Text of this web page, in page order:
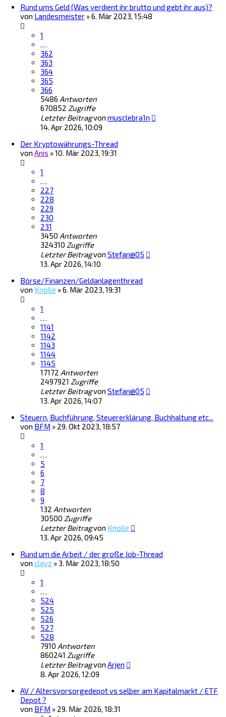
Rund ums Geld (Was verdient ihr brutto und gebt ihr aus)?
von Landesmeister »6. Mär 2023, 15:48
1
…
362
363
364
365
366
5486 Antworten
670852 Zugriffe
Letzter Beitragvon musclebra1n
14. Apr 2026, 10:09
Der Kryptowährungs-Thread
von Anis »10. Mär 2023, 19:31
1
…
227
228
229
230
231
3450 Antworten
324310 Zugriffe
Letzter Beitragvon Stefan@05
13. Apr 2026, 14:10
Börse/Finanzen/Geldanlagenthread
von Knolle »6. Mär 2023, 19:31
1
…
1141
1142
1143
1144
1145
17172 Antworten
2497921 Zugriffe
Letzter Beitragvon Stefan@05
13. Apr 2026, 14:07
Steuern, Buchführung, Steuererklärung, Buchhaltung etc...
von BFM » 29. Okt 2023, 18:57
1
…
5
6
7
8
9
132 Antworten
30500 Zugriffe
Letzter Beitragvon Knolle
13. Apr 2026, 09:45
Rund um die Arbeit / der große Job-Thread
von clayz » 3. Mär 2023, 18:50
1
…
524
525
526
527
528
7910 Antworten
860241 Zugriffe
Letzter Beitragvon Arjen
8. Apr 2026, 12:09
AV / Altersvorsorgedepot vs selber am Kapitalmarkt / ETF
Depot ?
von BFM » 29. Mär 2026, 18:31